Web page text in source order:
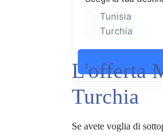
L'offerta
Turchia
Se avete voglia di